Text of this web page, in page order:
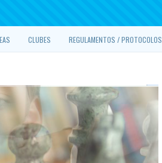
CLUBES REGULAMENTOS / PROTOCOLOS